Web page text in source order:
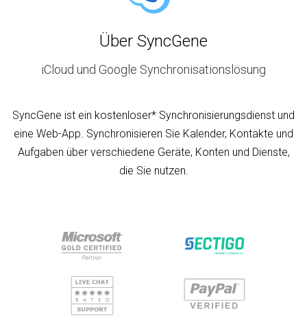
Über SyncGene
iCloud und Google Synchronisationslösung
SyncGene ist ein kostenloser* Synchronisierungsdienst und
eine Web-App. Synchronisieren Sie Kalender, Kontakte und
Aufgaben über verschiedene Geräte, Konten und Dienste,
die Sie nutzen.